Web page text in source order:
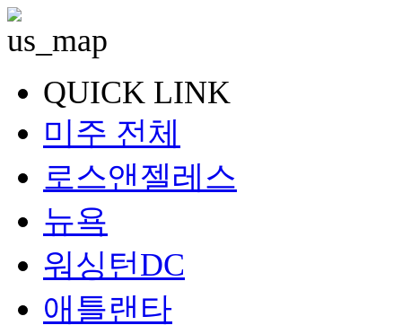
QUICK LINK
미주 전체
로스앤젤레스
뉴욕
워싱턴DC
애틀랜타